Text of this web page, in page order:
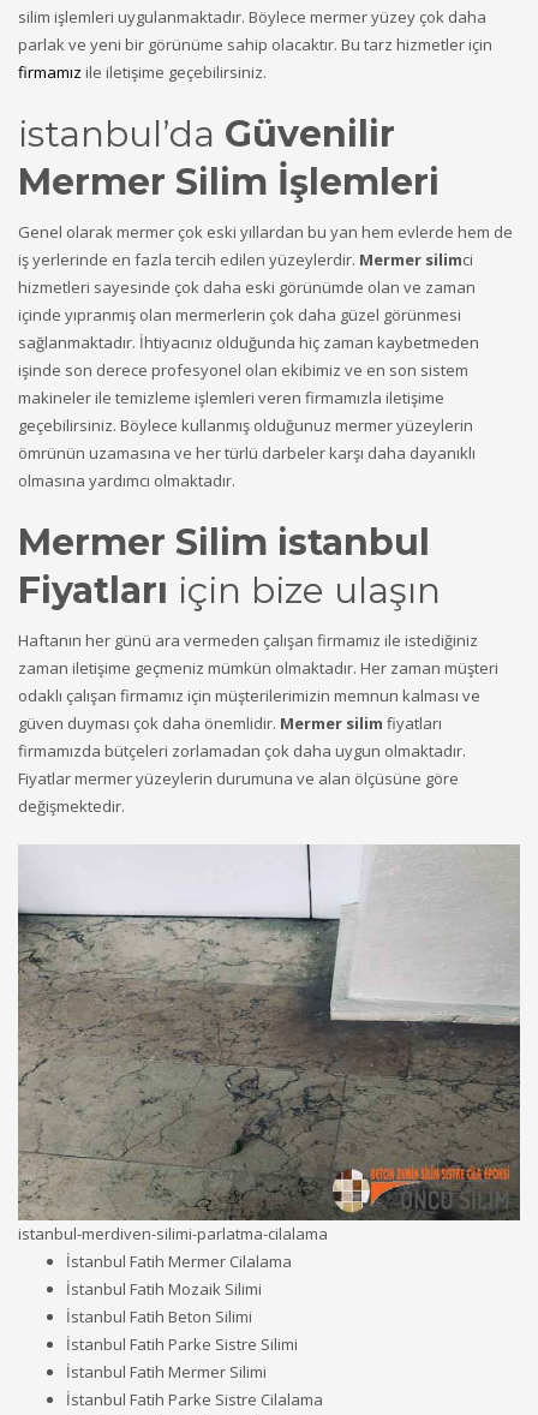
silim işlemleri uygulanmaktadır. Böylece mermer yüzey çok daha
parlak ve yeni bir görünüme sahip olacaktır. Bu tarz hizmetler için
firmamız ile iletişime geçebilirsiniz.
istanbul’da Güvenilir
Mermer Silim İşlemleri
Genel olarak mermer çok eski yıllardan bu yan hem evlerde hem de
iş yerlerinde en fazla tercih edilen yüzeylerdir. Mermer silimci
hizmetleri sayesinde çok daha eski görünümde olan ve zaman
içinde yıpranmış olan mermerlerin çok daha güzel görünmesi
sağlanmaktadır. İhtiyacınız olduğunda hiç zaman kaybetmeden
işinde son derece profesyonel olan ekibimiz ve en son sistem
makineler ile temizleme işlemleri veren firmamızla iletişime
geçebilirsiniz. Böylece kullanmış olduğunuz mermer yüzeylerin
ömrünün uzamasına ve her türlü darbeler karşı daha dayanıklı
olmasına yardımcı olmaktadır.
Mermer Silim istanbul
Fiyatları için bize ulaşın
Haftanın her günü ara vermeden çalışan firmamız ile istediğiniz
zaman iletişime geçmeniz mümkün olmaktadır. Her zaman müşteri
odaklı çalışan firmamız için müşterilerimizin memnun kalması ve
güven duyması çok daha önemlidir. Mermer silim fiyatları
firmamızda bütçeleri zorlamadan çok daha uygun olmaktadır.
Fiyatlar mermer yüzeylerin durumuna ve alan ölçüsüne göre
değişmektedir.
istanbul-merdiven-silimi-parlatma-cilalama
İstanbul Fatih Mermer Cilalama
İstanbul Fatih Mozaik Silimi
İstanbul Fatih Beton Silimi
İstanbul Fatih Parke Sistre Silimi
İstanbul Fatih Mermer Silimi
İstanbul Fatih Parke Sistre Cilalama